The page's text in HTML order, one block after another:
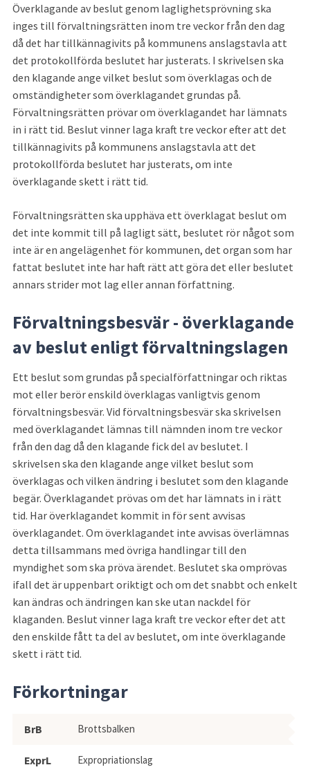
Överklagande av beslut genom laglighetsprövning ska
inges till förvaltningsrätten inom tre veckor från den dag
då det har tillkännagivits på kommunens anslagstavla att
det protokollförda beslutet har justerats. I skrivelsen ska
den klagande ange vilket beslut som överklagas och de
omständigheter som överklagandet grundas på.
Förvaltningsrätten prövar om överklagandet har lämnats
in i rätt tid. Beslut vinner laga kraft tre veckor efter att det
tillkännagivits på kommunens anslagstavla att det
protokollförda beslutet har justerats, om inte
överklagande skett i rätt tid.
Förvaltningsrätten ska upphäva ett överklagat beslut om
det inte kommit till på lagligt sätt, beslutet rör något som
inte är en angelägenhet för kommunen, det organ som har
fattat beslutet inte har haft rätt att göra det eller beslutet
annars strider mot lag eller annan författning.
Förvaltningsbesvär - överklagande
av beslut enligt förvaltningslagen
Ett beslut som grundas på specialförfattningar och riktas
mot eller berör enskild överklagas vanligtvis genom
förvaltningsbesvär. Vid förvaltningsbesvär ska skrivelsen
med överklagandet lämnas till nämnden inom tre veckor
från den dag då den klagande fick del av beslutet. I
skrivelsen ska den klagande ange vilket beslut som
överklagas och vilken ändring i beslutet som den klagande
begär. Överklagandet prövas om det har lämnats in i rätt
tid. Har överklagandet kommit in för sent avvisas
överklagandet. Om överklagandet inte avvisas överlämnas
detta tillsammans med övriga handlingar till den
myndighet som ska pröva ärendet. Beslutet ska omprövas
ifall det är uppenbart oriktigt och om det snabbt och enkelt
kan ändras och ändringen kan ske utan nackdel för
klaganden. Beslut vinner laga kraft tre veckor efter det att
den enskilde fått ta del av beslutet, om inte överklagande
skett i rätt tid.
Förkortningar
Förkortningar
BrB Brottsbalken
ExprL Expropriationslag